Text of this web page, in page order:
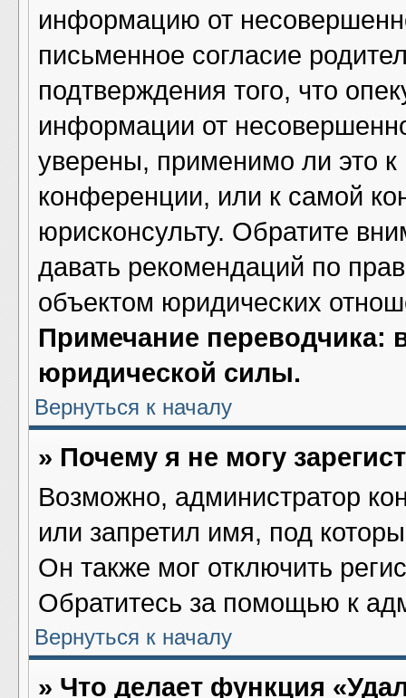
информацию от
письменное согласие
подтверждения того, что
информации от
уверены, применимо ли это
конференции, или к самой
юрисконсульту. Обратите
давать рекомендаций по
объектом юридических
Примечание переводчика:
юридической силы.
Вернуться к началу
» Почему я не могу
Возможно, администратор
или запретил имя, под
Он также мог отключить
Обратитесь за помощью к
Вернуться к началу
» Что делает функция